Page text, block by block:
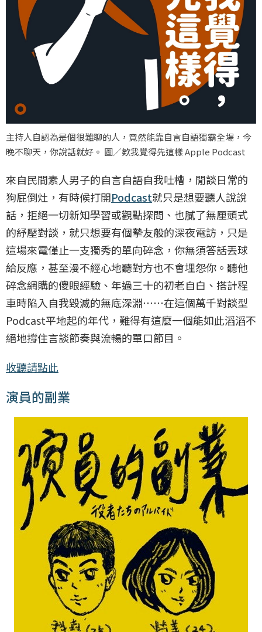
主持人自認為是個很難聊的人，竟然能靠自言自語獨霸全場，今
晚不聊天，你說話就好。 圖／欸我覺得先這樣 Apple Podcast
來自民間素人男子的自言自語自我吐槽，閒談日常的
狗屁倒灶，有時候打開Podcast就只是想要聽人說說
話，拒絕一切新知學習或觀點探問、也膩了無厘頭式
的紓壓對談，就只想要有個摯友般的深夜電訪，只是
這場來電僅止一支獨秀的單向碎念，你無須答話丟球
給反應，甚至漫不經心地聽對方也不會埋怨你。聽他
碎念網購的傻眼經驗、年過三十的初老自白、搭計程
車時陷入自我毀滅的無底深淵⋯⋯在這個萬千對談型
Podcast平地起的年代，難得有這麼一個能如此滔滔不
絕地撐住言談節奏與流暢的單口節目。
收聽請點此
演員的副業